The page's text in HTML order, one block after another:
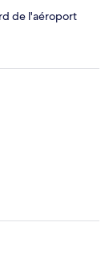
de l'aéroport